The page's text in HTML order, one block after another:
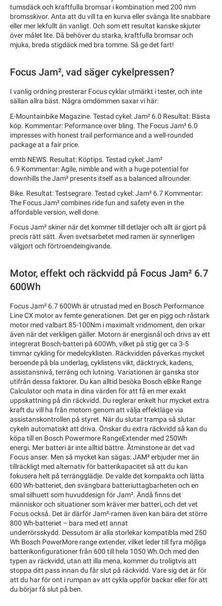
tumsdäck och kraftfulla bromsar i kombination med 200 mm
bromsskivor. Anta att du vill ta en kurva eller svänga lite snabbare
eller mer lekfullt än vanligt. Och som ett resultat kanske skjuter
över målet lite. Då behöver du starka, kraftfulla bromsar och
mjuka, breda stigdäck med bra tomme. Så ge det fart!
Focus Jam², vad säger cykelpressen?
I vanlig ordning presterar Focus cyklar utmärkt i tester, och inte
sällan allra bäst. Några omdömmen saxar vi här:
E-Mountainbike Magazine. Testad cykel: Jam² 6.0 Resultat: Bästa
köp. Kommentar: Peformance over bling. The Focus Jam² 6.0
impresses with honest trail performance and a well-rounded
package at a fair price.
emtb NEWS. Resultat: Köptips. Testad cykel: Jam²
6.9 Kommentar: Agile, nimble and with a huge potential for
downhills the Jam² presents itself as a balanced allrounder.
Bike. Resultat: Testsegrare. Testad cykel: Jam² 6.7 Kommentar:
The Focus Jam² combines ride fun and safety even in the
affordable version, well done.
Focus Jam² skiner när det kommer till detlajer och allt är gjort på
precis rätt sätt. Även svetsarbetet med ramen är synnerligen
välgjort och förtroendeingivande.
Motor, effekt och räckvidd på Focus Jam² 6.7
600Wh
Focus Jam² 6.7 600Wh är utrustad med en Bosch Performance
Line CX motor av femte generationen. Det ger en pigg och råstark
motor med valbart 85-100Nm i maximalt vridmoment, den orkar
även när det verkligen gäller. Motorn är energisnål och drivs av ett
integrerat Bosch-batteri på 600Wh, vilket på stig ger ca 3-5
timmar cykling för medelcyklisten. Räckvidden påverkas mycket
beroende på bla underlag, cyklistens vikt, däcktryck, kadens,
assistansnivå, terräng och lutning. Variationen är ganska stor
utifrån dessa faktorer. Du kan alltid besöka Bosch eBike Range
Calculator och mata in dina värden för att få en mer exakt
uppskattning på din räckvidd. Du reglerar enkelt hur mycket extra
kraft du vill ha från motorn genom att välja effektläge via
assistanskontrollen på styret. När du slutar trampa så slutar
cykeln automatiskt att driva. Önskar du extra räckvidd så kan du
köpa till en Bosch Powermore RangeExtender med 250Wh
energi. Mer batteri är inte alltid bättre. Åtminstone är det vad
Focus anser. Men så mycket kan sägas: JAM² erbjuder mer än
tillräckligt med alternativ för batterikapacitet så att du kan
fokusera helt på terrängglädje. De valde det kompakta och lätta
600 Wh-batteriet, den svängbara batteriuttagbarheten och en
smal silhuett som huvuddesign för Jam². Ändå finns det
människor och situationer som kräver mer batteri, och det vet
Focus också. Det är därför Jam²-ramen även kan bära det större
800 Wh-batteriet – bara med ett annat
underrörsskydd. Dessutom är alla storlekar kompatibla med 250
Wh Bosch PowerMore range extender, vilket leder till fyra möjliga
batterikonfigurationer från 600 till hela 1050 Wh.Och med den
typen av räckvidd, utan att illa mena, kommer du troligtvis att
stoppa ditt pass innan du får slut på räckvidd. Vare sig det är för
att du har för ont i rumpan av att cykla uppför backar eller för att
du börjar få slut på ben.